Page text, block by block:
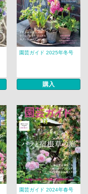
園芸ガイド 2025年冬号
購入
園芸ガイド 2024年春号